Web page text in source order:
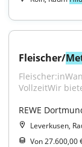
Fleischer/
VollzeitWir
REWE
Leverkusen,
Von 27.600,00